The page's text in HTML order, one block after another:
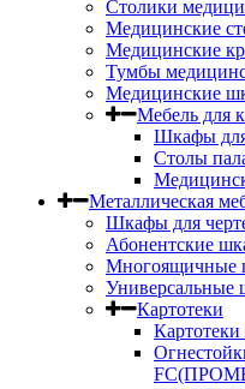
Столики
Медицинские
Медицинские
Тумбы
Медицинские
Мебель для
Шкафы
Столы
Металлическая
Шкафы для
Абонентские
Многоящичные
Универсальные
Картотеки